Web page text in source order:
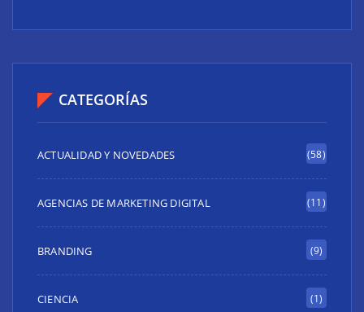
CATEGORÍAS
ACTUALIDAD Y NOVEDADES (58)
AGENCIAS DE MARKETING DIGITAL (11)
BRANDING (9)
CIENCIA (1)